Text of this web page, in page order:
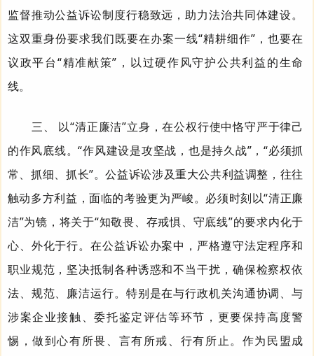
监督推动公益诉讼制度行稳致远，助力法治共同体建设。
这双重身份要求我们既要在办案一线“精耕细作”，也要在
议政平台“精准献策”，以过硬作风守护公共利益的生命
线。
三、 以“清正廉洁”立身，在公权行使中恪守严于律己
的作风底线。“作风建设是攻坚战，也是持久战”，“必须抓
常、抓细、抓长”。公益诉讼涉及重大公共利益调整，往往
触动多方利益，面临的考验更为严峻。必须时刻以“清正廉
洁”为镜，将关于“知敬畏、存戒惧、守底线”的要求内化于
心、外化于行。在公益诉讼办案中，严格遵守法定程序和
职业规范，坚决抵制各种诱惑和不当干扰，确保检察权依
法、规范、廉洁运行。特别是在与行政机关沟通协调、与
涉案企业接触、委托鉴定评估等环节，更要保持高度警
惕，做到心有所畏、言有所戒、行有所止。作为民盟成